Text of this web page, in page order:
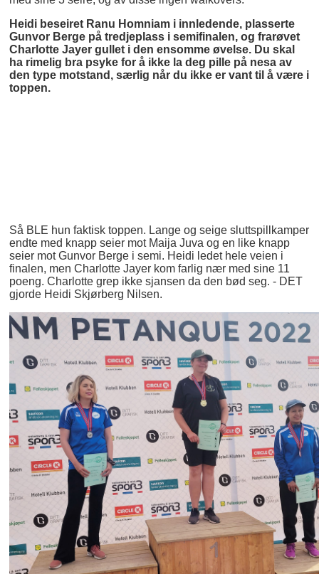
Heidi beseiret Ranu Homniam i innledende, plasserte
Gunvor Berge på tredjeplass i semifinalen, og frarøvet
Charlotte Jayer gullet i den ensomme øvelse. Du skal
ha rimelig bra psyke for å ikke la deg pille på nesa av
den type motstand, særlig når du ikke er vant til å være i
toppen.
Så BLE hun faktisk toppen. Lange og seige sluttspillkamper
endte med knapp seier mot Maija Juva og en like knapp
seier mot Gunvor Berge i semi. Heidi ledet hele veien i
finalen, men Charlotte Jayer kom farlig nær med sine 11
poeng. Charlotte grep ikke sjansen da den bød seg. - DET
gjorde Heidi Skjørberg Nilsen.